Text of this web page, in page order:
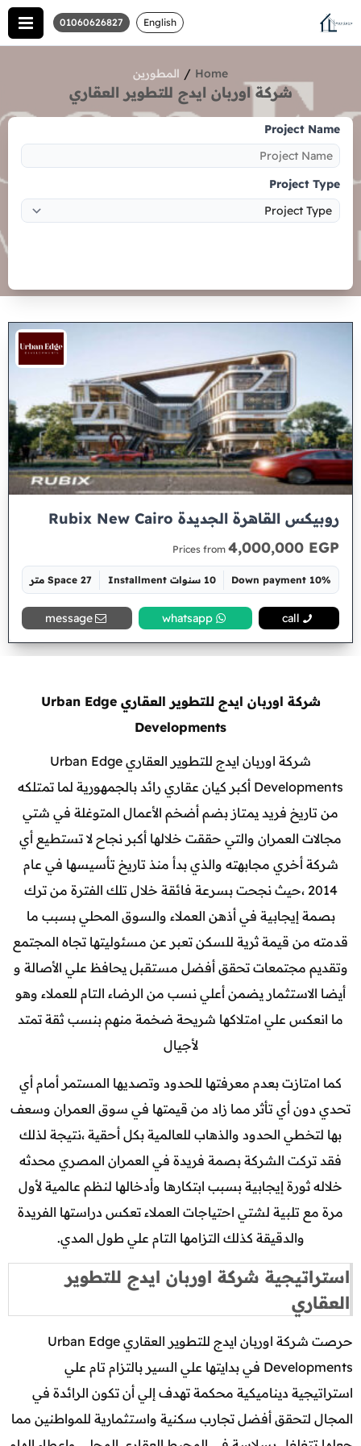
English
01060626827
Home
/ المطورين
شركة اوربان ايدج للتطوير العقاري
Project Name
Project Type
روبيكس القاهرة الجديدة Rubix New Cairo
Prices from 4,000,000 EGP
10% Down payment 10 سنوات Installment Space 27 متر
call
whatsapp
message
شركة اوربان ايدج للتطوير العقاري Urban Edge
Developments
شركة اوربان ايدج للتطوير العقاري Urban Edge
Developments أكبر كيان عقاري رائد بالجمهورية لما تمتلكه
من تاريخ فريد يمتاز بضم أضخم الأعمال المتوغلة في شتي
مجالات العمران والتي حققت خلالها أكبر نجاح لا تستطيع أي
شركة أخري مجابهته والذي بدأ منذ تاريخ تأسيسها في عام
2014 ،حيث نجحت بسرعة فائقة خلال تلك الفترة من ترك
بصمة إيجابية في أذهن العملاء والسوق المحلي بسبب ما
قدمته من قيمة ثرية للسكن تعبر عن مسئوليتها تجاه المجتمع
وتقديم مجتمعات تحقق أفضل مستقبل يحافظ علي الأصالة و
أيضا الاستثمار يضمن أعلي نسب من الرضاء التام للعملاء وهو
ما انعكس علي امتلاكها شريحة ضخمة منهم بنسب ثقة تمتد
لأجيال
كما امتازت بعدم معرفتها للحدود وتصديها المستمر أمام أي
تحدي دون أي تأثر مما زاد من قيمتها في سوق العمران وسعف
بها لتخطي الحدود والذهاب للعالمية بكل أحقية ،نتيجة لذلك
فقد تركت الشركة بصمة فريدة في العمران المصري محدثه
خلاله ثورة إيجابية بسبب ابتكارها وأدخالها لنظم عالمية لأول
مرة مع تلبية لشتي احتياجات العملاء تعكس دراستها الفريدة
والدقيقة كذلك التزامها التام علي طول المدي.
استراتيجية شركة اوربان ايدج للتطوير
العقاري
حرصت شركة اوربان ايدج للتطوير العقاري Urban Edge
Developments في بدايتها علي السير بالتزام تام علي
استراتيجية ديناميكية محكمة تهدف إلي أن تكون الرائدة في
المجال لتحقق أفضل تجارب سكنية واستثمارية للمواطنين مما